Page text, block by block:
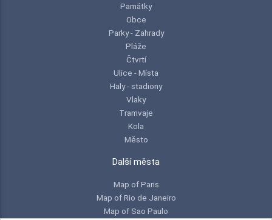
Památky
Obce
Parky - Zahrady
Pláže
Čtvrtí
Ulice - Místa
Haly - stadiony
Vlaky
Tramvaje
Kola
Město
Další města
Map of Paris
Map of Rio de Janeiro
Map of Sao Paulo